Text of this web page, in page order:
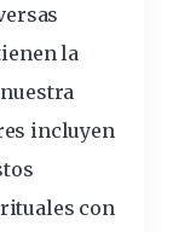
la
incluyen
rituales con